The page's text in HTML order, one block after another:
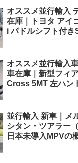
オススメ並行輸入
在庫｜トヨタ アイ
i パドルシフト付
オススメ並行輸入
車在庫｜新型フィ
Cross 5MT 左ハン
並行輸入 新車｜メ
シタン・ツアラー
日本未導入MPVの